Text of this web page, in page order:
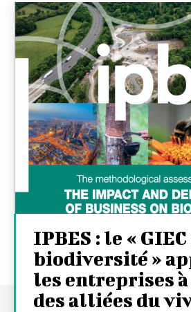
IPBES : le «
biodiversité »
les entreprises
des alliées du